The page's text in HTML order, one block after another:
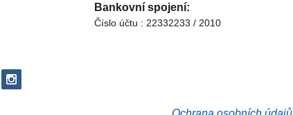
Bankovní spojení:
Číslo účtu : 22332233 / 2010